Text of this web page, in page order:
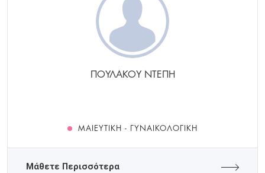
ΠΟΥΛΑΚΟΥ ΝΤΕΠΗ
ΜΑΙΕΥΤΙΚΉ - ΓΥΝΑΙΚΟΛΟΓΙΚΉ
Μάθετε Περισσότερα